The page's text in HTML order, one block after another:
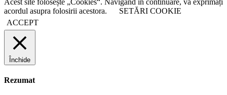
Acest site folosește „Cookies“. Navigând în continuare, vă exprimați
acordul asupra folosirii acestora.
SETĂRI COOKIE
ACCEPT
Închide
Rezumat